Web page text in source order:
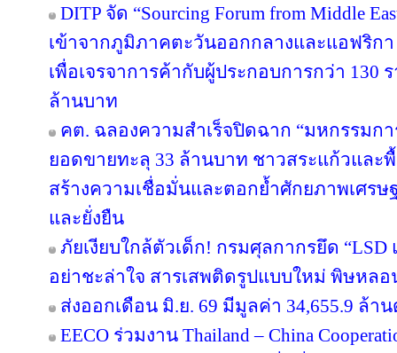
DITP จัด “Sourcing Forum from Middle
เข้าจากภูมิภาคตะวันออกกลางและแอฟริกา
เพื่อเจรจาการค้ากับผู้ประกอบการกว่า 130
ล้านบาท
คต. ฉลองความสำเร็จปิดฉาก “มหกรรมก
ยอดขายทะลุ 33 ล้านบาท ชาวสระแก้วและ
สร้างความเชื่อมั่นและตอกย้ำศักยภาพเศร
และยั่งยืน
ภัยเงียบใกล้ตัวเด็ก! กรมศุลกากรยึด
อย่าชะล่าใจ สารเสพติดรูปแบบใหม่ พิษหล
ส่งออกเดือน มิ.ย. 69 มีมูลค่า 34,655.9 ล้า
EECO ร่วมงาน Thailand – China